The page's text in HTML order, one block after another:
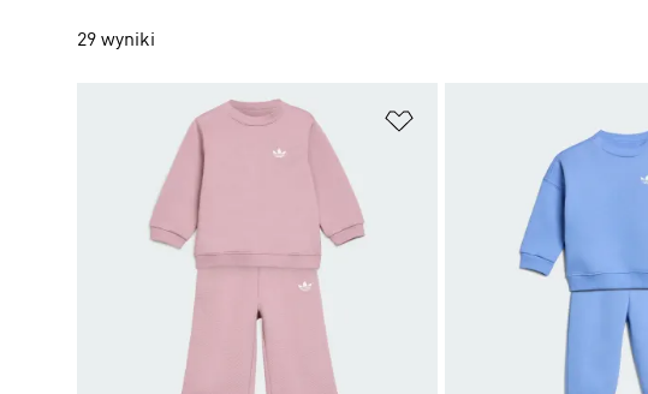
29 wyniki